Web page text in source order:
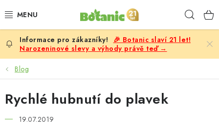
na
PREMIUM
DOPLŇKY STRAVY
CÍLE
POTRAVINY, NÁPOJE
🎉 Botanic slaví 21 let!
Narozeninové slevy a výhody právě teď →
Blog
Rychlé hubnutí do plavek
19.07.2019